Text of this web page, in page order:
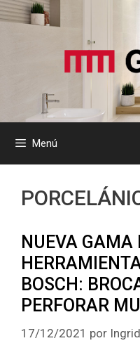
Saltar
al
Menú
NUEVA GAMA
BOSCH:
PERFORAR
17/12/2021 por